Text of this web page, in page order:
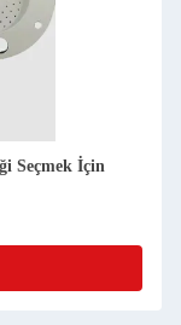
Mükemmel